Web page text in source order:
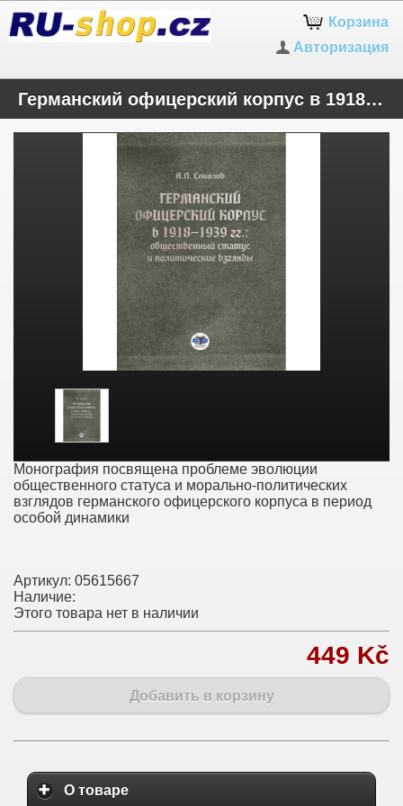
Корзина
Авторизация
Германский офицерский корпус в 1918-1939 гг.. общественный статус и политические взгляды
Монография посвящена проблеме эволюции
общественного статуса и морально-политических
взглядов германского офицерского корпуса в период
особой динамики
Артикул: 05615667
Наличие:
Этого товара нет в наличии
449 Kč
Добавить в корзину
О товаре